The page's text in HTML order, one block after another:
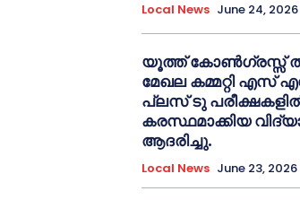
Local News June 24, 2026
യൂത്ത് കോൺഗ്രസ്സ്
മേഖല കമ്മറ്റി
പ്ലസ് ടു
കരസ്ഥമാക്കിയ
ആദരിച്ചു.
Local News June 23, 2026